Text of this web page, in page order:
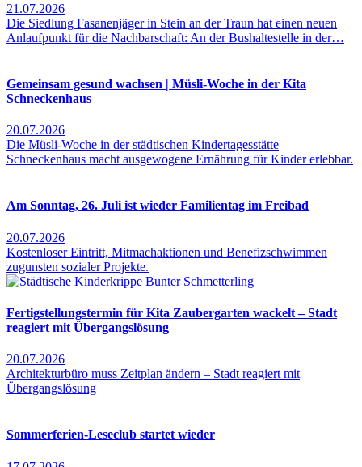
21.07.2026
Die Siedlung Fasanenjäger in Stein an der Traun hat einen neuen
Anlaufpunkt für die Nachbarschaft: An der Bushaltestelle in der…
Gemeinsam gesund wachsen | Müsli-Woche in der Kita
Schneckenhaus
20.07.2026
Die Müsli-Woche in der städtischen Kindertagesstätte
Schneckenhaus macht ausgewogene Ernährung für Kinder erlebbar.
Am Sonntag, 26. Juli ist wieder Familientag im Freibad
20.07.2026
Kostenloser Eintritt, Mitmachaktionen und Benefizschwimmen
zugunsten sozialer Projekte.
Fertigstellungstermin für Kita Zaubergarten wackelt – Stadt
reagiert mit Übergangslösung
20.07.2026
Architekturbüro muss Zeitplan ändern – Stadt reagiert mit
Übergangslösung
Sommerferien-Leseclub startet wieder